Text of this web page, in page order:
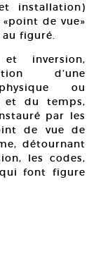
installation)
de vue»
figuré.
inversion,
d’une
ou
et du temps,
par les
de vue de
détournant
les codes,
font figure